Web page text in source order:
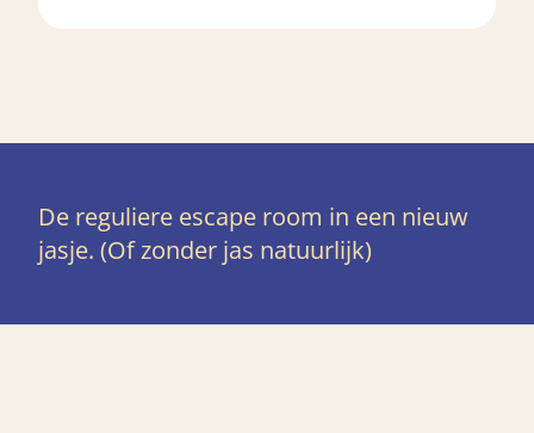
De reguliere escape room in een nieuw
jasje. (Of zonder jas natuurlijk)